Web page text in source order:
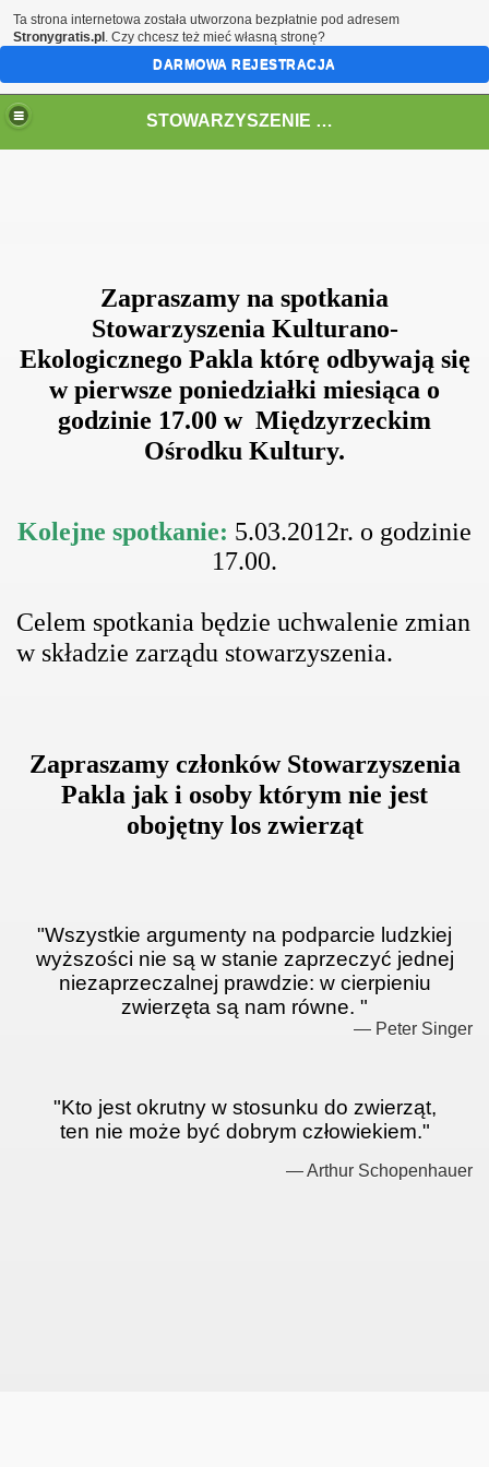
STOWARZYSZENIE EKOLOGICZNO- KULTURALNE "PAKLA"
Zapraszamy na spotkania
Stowarzyszenia Kulturano-
Ekologicznego Pakla którę odbywają się
w pierwsze poniedziałki miesiąca o
godzinie 17.00 w Międzyrzeckim
Ośrodku Kultury.
Kolejne spotkanie: 5.03.2012r. o godzinie
17.00.
Celem spotkania będzie uchwalenie zmian
w składzie zarządu stowarzyszenia.
Zapraszamy członków Stowarzyszenia
Pakla jak i osoby którym nie jest
obojętny los zwierząt
"Wszystkie argumenty na podparcie ludzkiej
wyższości nie są w stanie zaprzeczyć jednej
niezaprzeczalnej prawdzie: w cierpieniu
zwierzęta są nam równe. "
— Peter Singer
"Kto jest okrutny w stosunku do zwierząt,
ten nie może być dobrym człowiekiem."
— Arthur Schopenhauer
Ta strona internetowa została utworzona bezpłatnie pod adresem
Stronygratis.pl . Czy chcesz też mieć własną stronę?
DARMOWA REJESTRACJA